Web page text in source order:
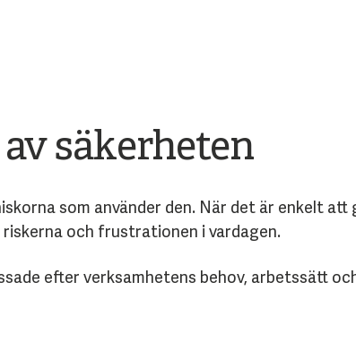
säkerheten
som använder den. När det är enkelt
och frustrationen i vardagen.
efter verksamhetens behov, arbetssätt